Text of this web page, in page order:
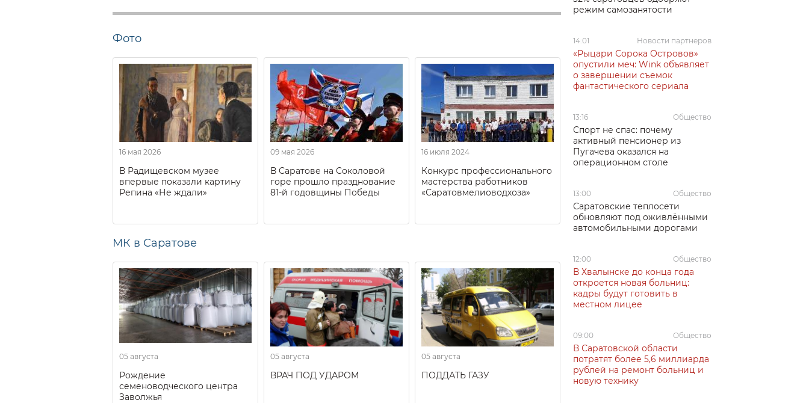
Фото
16 мая 2026
В Радищевском музее
впервые показали картину
Репина «Не ждали»
09 мая 2026
В Саратове на Соколовой
горе прошло празднование
81-й годовщины Победы
16 июля 2024
Конкурс профессионального
мастерства работников
«Саратовмелиоводхоза»
МК в Саратове
05 августа
Рождение
семеноводческого центра
Заволжья
05 августа
ВРАЧ ПОД УДАРОМ
05 августа
ПОДДАТЬ ГАЗУ
режим самозанятости
14:01 Новости партнеров
«Рыцари Сорока Островов»
опустили меч: Wink объявляет
о завершении съемок
фантастического сериала
13:16 Общество
Спорт не спас: почему
активный пенсионер из
Пугачева оказался на
операционном столе
13:00 Общество
Саратовские теплосети
обновляют под оживлёнными
автомобильными дорогами
12:00 Общество
В Хвалынске до конца года
откроется новая больниц:
кадры будут готовить в
местном лицее
09:00 Общество
В Саратовской области
потратят более 5,6 миллиарда
рублей на ремонт больниц и
новую технику